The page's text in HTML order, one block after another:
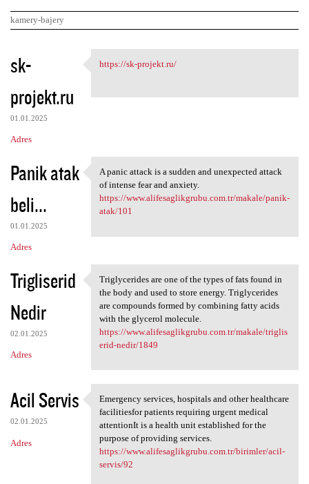
kamery-bajery
K
o
m
e
n
a
r
z
e
sk-
projekt.ru
01.01.2025
Adres
https://sk-projekt.ru/
https://sk-projekt.ru/
Panik atak
beli...
01.01.2025
Adres
A panic attack is a sudden
A panic attack is a sudden and unexpected attack
of intense fear and anxiety.
https://www.alifesaglikgrubu.com.tr/makale/panik-
atak/101
Trigliserid
Nedir
02.01.2025
Adres
Triglycerides are one of the
Triglycerides are one of the types of fats found in
the body and used to store energy. Triglycerides
are compounds formed by combining fatty acids
with the glycerol molecule.
https://www.alifesaglikgrubu.com.tr/makale/triglis
erid-nedir/1849
Acil Servis
02.01.2025
Adres
Emergency services, hospitals
Emergency services, hospitals and other healthcare
facilitiesfor patients requiring urgent medical
attentionIt is a health unit established for the
purpose of providing services.
https://www.alifesaglikgrubu.com.tr/birimler/acil-
servis/92